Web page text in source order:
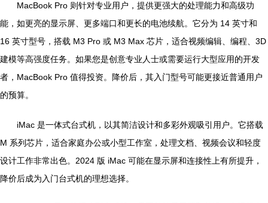
MacBook Pro 则针对专业用户，提供更强大的处理能力和高级功
能，如更亮的显示屏、更多端口和更长的电池续航。它分为 14 英寸和
16 英寸型号，搭载 M3 Pro 或 M3 Max 芯片，适合视频编辑、编程、3D
建模等高强度任务。如果您是创意专业人士或需要运行大型应用的开发
者，MacBook Pro 值得投资。降价后，其入门型号可能更接近普通用户
的预算。
iMac 是一体式台式机，以其简洁设计和多彩外观吸引用户。它搭载
M 系列芯片，适合家庭办公或小型工作室，处理文档、视频会议和轻度
设计工作非常出色。2024 版 iMac 可能在显示屏和连接性上有所提升，
降价后成为入门台式机的理想选择。